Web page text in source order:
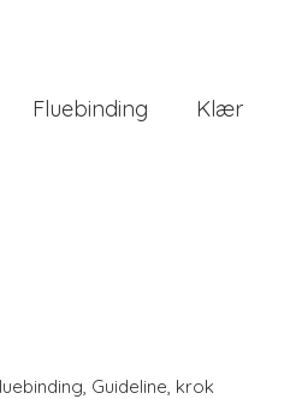
Fluebinding Klær
, Guideline, krok